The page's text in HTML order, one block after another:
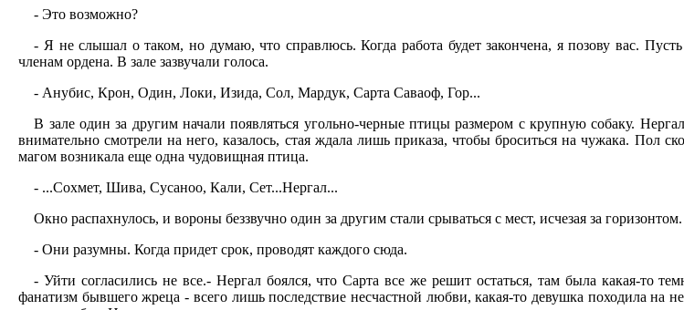
- Это возможно?
- Я не слышал о таком, но думаю, что справлюсь. Когда работа будет закончена, я позову вас.
членам ордена. В зале зазвучали голоса.
- Анубис, Крон, Один, Локи, Изида, Сол, Мардук, Сарта Саваоф, Гор...
В зале один за другим начали появляться угольно-черные птицы размером с крупную собаку.
внимательно смотрели на него, казалось, стая ждала лишь приказа, чтобы броситься на чужака.
магом возникала еще одна чудовищная птица.
- ...Сохмет, Шива, Сусаноо, Кали, Сет...Нергал...
Окно распахнулось, и вороны беззвучно один за другим стали срываться с мест, исчезая за
- Они разумны. Когда придет срок, проводят каждого сюда.
- Уйти согласились не все.- Нергал боялся, что Сарта все же решит остаться, там была какая-то
фанатизм бывшего жреца - всего лишь последствие несчастной любви, какая-то девушка походила